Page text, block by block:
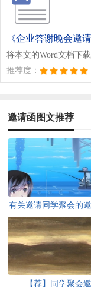
《企业答谢晚会邀请
将本文的Word文档下
推荐度：
邀请函图文推荐
有关邀请同学聚会的
合集9篇
【荐】同学聚会